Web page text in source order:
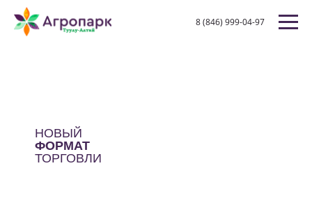
8 (846) 999-04-97
НОВЫЙ
ФОРМАТ
ТОРГОВЛИ